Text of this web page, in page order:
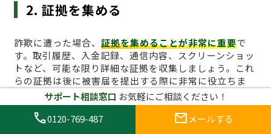
2. 証拠を集める
詐欺に遭った場合、 証拠を集めることが非常に重要で
す。取引履歴、入金記録、通信内容、スクリーンショッ
トなど、可能な限り詳細な証拠を収集しましょう。これ
らの証拠は後に被害届を提出する際に非常に役立ちま
す。また、サイトが提供している情報が虚偽であること
を証明するためにも、取引履歴や取引画面のキャプチャ
は必須です。特に、引き出しができないことや、サイト
サポート相談窓口 お気軽にご相談ください！
call0120-769-487 mail メールする